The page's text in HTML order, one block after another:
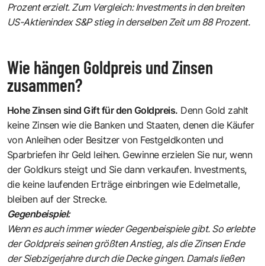
Prozent erzielt. Zum Vergleich: Investments in den breiten
US-Aktienindex S&P stieg in derselben Zeit um 88 Prozent.
Wie hängen Goldpreis und Zinsen
zusammen?
Hohe Zinsen sind Gift für den Goldpreis. Denn Gold zahlt
keine Zinsen wie die Banken und Staaten, denen die Käufer
von Anleihen oder Besitzer von Festgeldkonten und
Sparbriefen ihr Geld leihen. Gewinne erzielen Sie nur, wenn
der Goldkurs steigt und Sie dann verkaufen. Investments,
die keine laufenden Erträge einbringen wie Edelmetalle,
bleiben auf der Strecke.
Gegenbeispiel:
Wenn es auch immer wieder Gegenbeispiele gibt. So erlebte
der Goldpreis seinen größten Anstieg, als die Zinsen Ende
der Siebzigerjahre durch die Decke gingen. Damals ließen